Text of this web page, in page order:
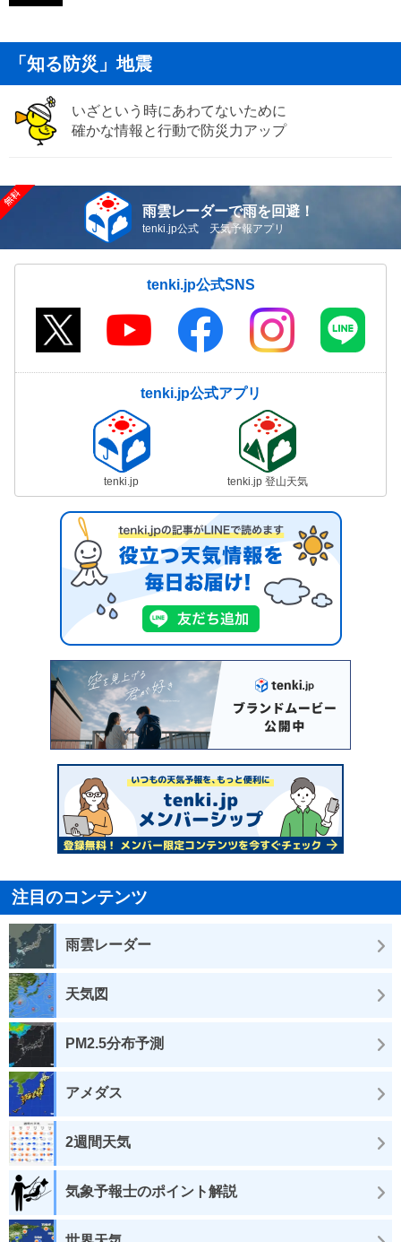
「知る防災」地震
いざという時にあわてないために
確かな情報と行動で防災力アップ
雨雲レーダーで雨を回避！
tenki.jp公式 天気予報アプリ
tenki.jp公式SNS
tenki.jp公式アプリ
tenki.jp tenki.jp 登山天気
注目のコンテンツ
雨雲レーダー
天気図
PM2.5分布予測
アメダス
2週間天気
気象予報士のポイント解説